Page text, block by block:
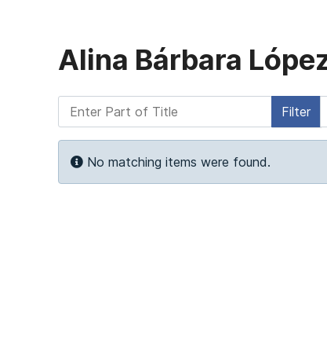
Alina Bárbara
Enter Part of Title Filter
Info
No matching items were found.